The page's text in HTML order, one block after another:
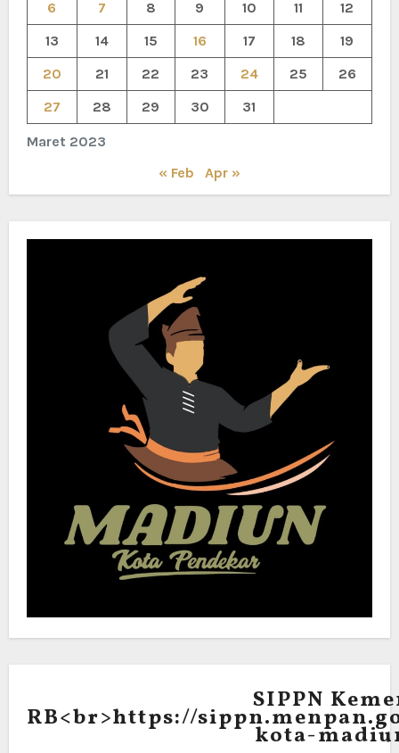
Maret 2023
6 7 8 9 10 11
12
13
14 15 16 17 18
19
20
21 22 23 24 25
26
27
28 29 30 31
« Feb Apr »
SIPPN
RB<br>https://
kota-